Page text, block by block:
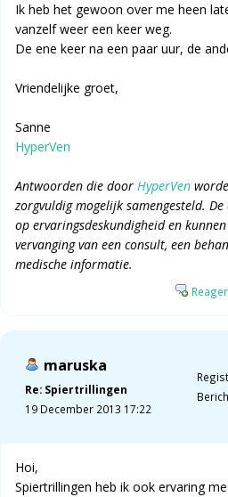
Ik heb het gewoon over me heen
vanzelf weer een keer weg.
De ene keer na een paar uur, de
Vriendelijke groet,
Sanne
HyperVen
Antwoorden die door HyperVen
zorgvuldig mogelijk samengesteld.
op ervaringsdeskundigheid en
vervanging van een consult, een
medische informatie.
maruska
Re: Spiertrillingen
19 December 2013 17:22
Hoi,
Spiertrillingen heb ik ook ervaring